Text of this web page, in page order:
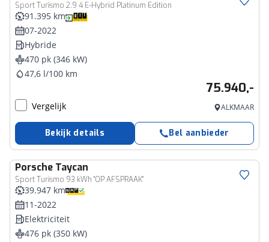
Sport Turismo 2.9 4 E-Hybrid Platinum Edition
91.395 km
07-2022
Hybride
470 pk (346 kW)
47,6 l/100 km
75.940,-
Vergelijk ALKMAAR
Bekijk details Bel aanbieder
Porsche Taycan
Sport Turismo 93 kWh ''OP AFSPRAAK''
39.947 km
11-2022
Elektriciteit
476 pk (350 kW)